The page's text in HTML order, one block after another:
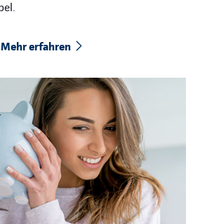
Mehr erfahren